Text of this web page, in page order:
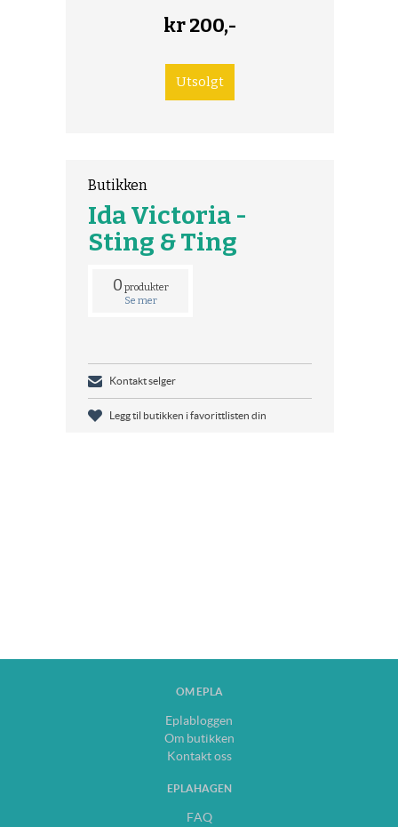
kr200,-
Butikken
Ida Victoria -
Sting & Ting
0 produkter
Se mer
Kontakt selger
Legg til butikken i favorittlisten din
OM EPLA
Eplabloggen
Om butikken
Kontakt oss
EPLAHAGEN
FAQ